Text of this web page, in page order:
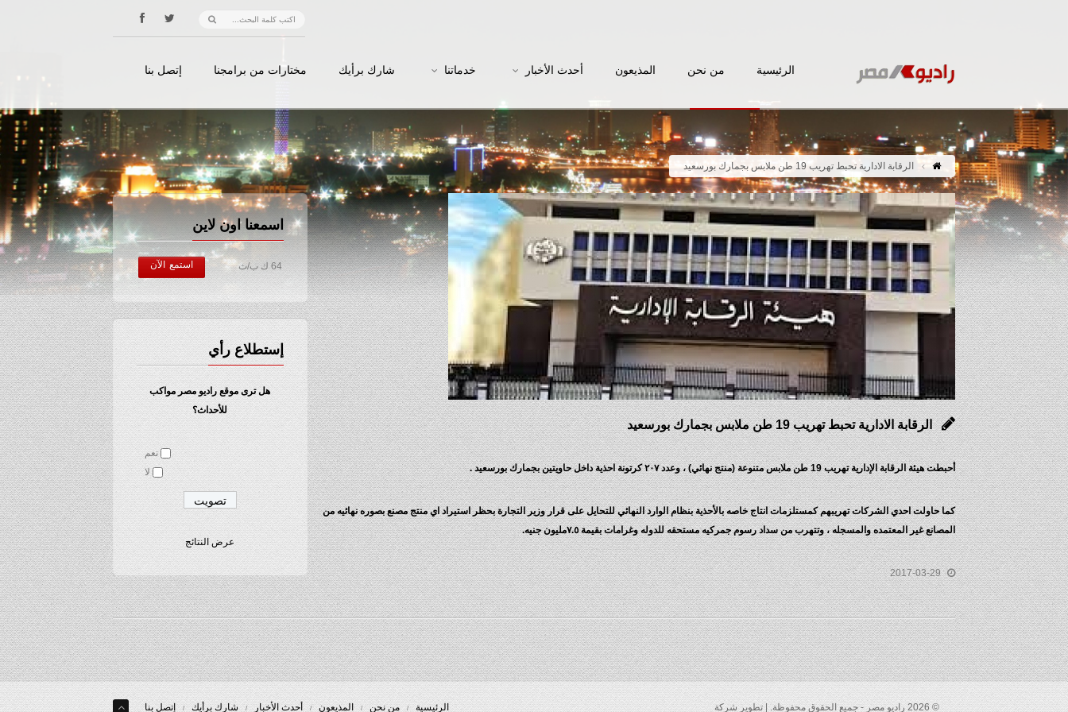
الرئيسية من نحن المذيعون أحدث الأخبار خدماتنا شارك برأيك مختارات من برامجنا إتصل بنا
الرقابة الادارية تحبط تهريب 19 طن ملابس بجمارك بورسعيد
اسمعنا اون لاين
64 ك ب/ث استمع الآن
إستطلاع رأي
هل ترى موقع راديو مصر مواكب
للأحداث؟
نعم
لا
عرض النتائج
الرقابة الادارية تحبط تهريب 19 طن ملابس بجمارك بورسعيد
أحبطت هيئة الرقابة الإدارية تهريب 19 طن ملابس متنوعة (منتج نهائي) ، وعدد ٢٠٧ كرتونة احذية داخل حاويتين بجمارك بورسعيد .
كما حاولت احدي الشركات تهريبهم كمستلزمات انتاج خاصه بالأحذية بنظام الوارد النهائي للتحايل على قرار وزير التجارة بحظر استيراد اي منتج مصنع بصوره نهائيه من
المصانع غير المعتمده والمسجله ، وتتهرب من سداد رسوم جمركيه مستحقه للدوله وغرامات بقيمة ٧.٥مليون جنيه.
2017-03-29
© 2026 راديو مصر - جميع الحقوق محفوظة. | تطوير شركة الرئيسية من نحن المذيعون أحدث الأخبار شارك برأيك إتصل بنا